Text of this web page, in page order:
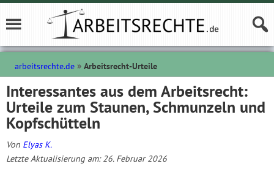
arbeitsrechte.de Arbeitsrecht-Urteile
Interessantes aus dem Arbeitsrecht:
Urteile zum Staunen, Schmunzeln und
Kopfschütteln
Von Elyas K.
Letzte Aktualisierung am: 26. Februar 2026